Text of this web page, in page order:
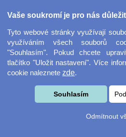
Šňůrka na klíče s
přezkou
Vaše soukromí je pro nás
Tyto webové stránky využívají
využíváním všech souborů
"Souhlasím". Pokud chcete
tlačítko "Uložit nastavení". Více
cookie naleznete zde.
Souhlasím
Odmítnout